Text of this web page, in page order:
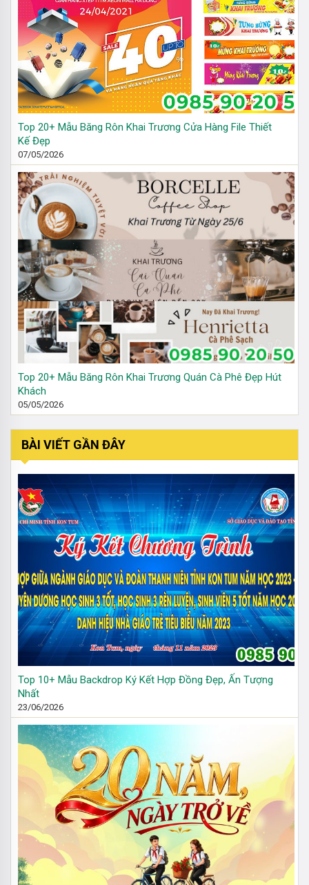
Top 20+ Mẫu Băng Rôn Khai Trương Cửa Hàng File Thiết
Kế Đẹp
07/05/2026
Top 20+ Mẫu Băng Rôn Khai Trương Quán Cà Phê Đẹp Hút
Khách
05/05/2026
BÀI VIẾT GẦN ĐÂY
Top 10+ Mẫu Backdrop Ký Kết Hợp Đồng Đẹp, Ấn Tượng
Nhất
23/06/2026